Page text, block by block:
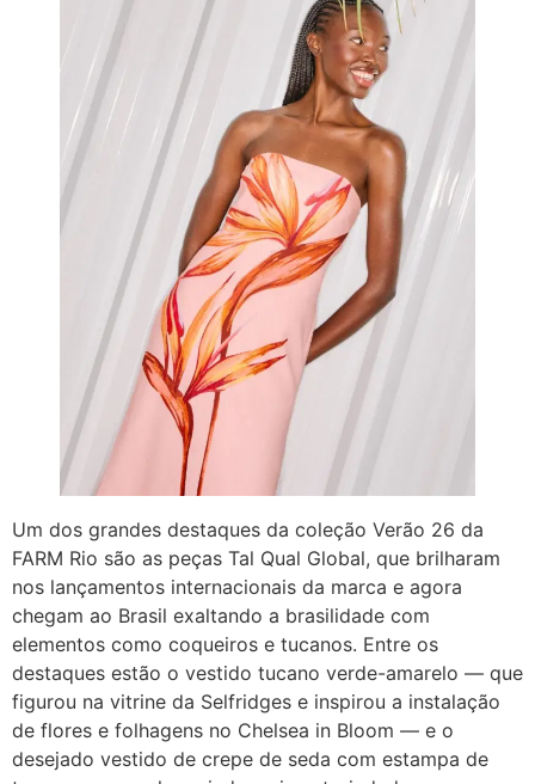
Um dos grandes destaques da coleção Verão 26 da
FARM Rio são as peças Tal Qual Global, que brilharam
nos lançamentos internacionais da marca e agora
chegam ao Brasil exaltando a brasilidade com
elementos como coqueiros e tucanos. Entre os
destaques estão o vestido tucano verde-amarelo — que
figurou na vitrine da Selfridges e inspirou a instalação
de flores e folhagens no Chelsea in Bloom — e o
desejado vestido de crepe de seda com estampa de